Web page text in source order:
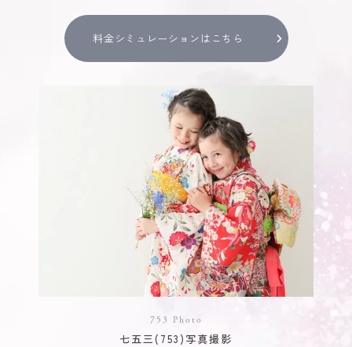
料金シミュレーションはこちら
753 Photo
七五三(753)写真撮影